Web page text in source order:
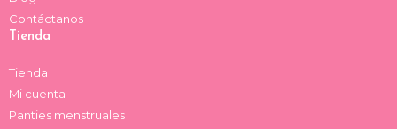
Contáctanos
Tienda
Tienda
Mi cuenta
Panties menstruales